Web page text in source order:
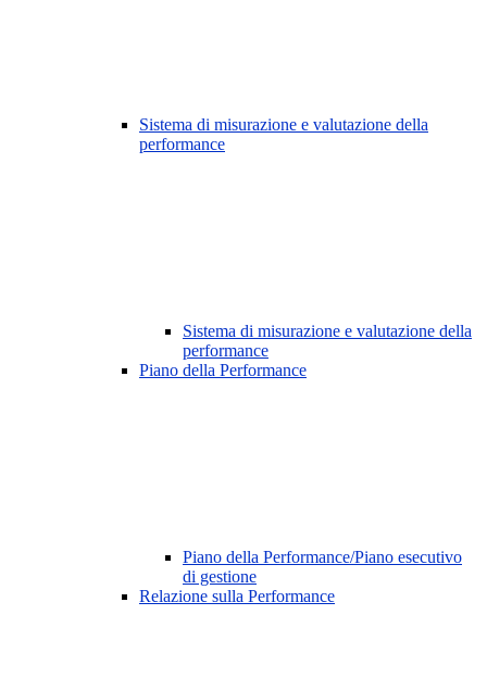
Sistema di misurazione e valutazione della
performance
Sistema di misurazione e valutazione della
performance
Piano della Performance
Piano della Performance/Piano esecutivo
di gestione
Relazione sulla Performance